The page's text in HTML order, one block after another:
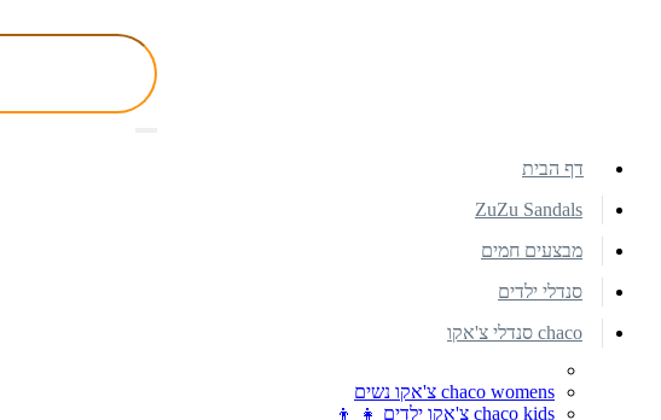
דף הבית
ZuZu Sandals
מבצעים חמים
סנדלי ילדים
chaco סנדלי צ'אקו
chaco womens צ'אקו נשים
chaco kids צ'אקו ילדים 👧 👦